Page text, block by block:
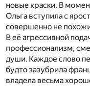
новые краски. В
Ольга вступила с
совершенно не
В её агрессивной
профессионализм,
души. Каждое слово
будто зазубрила
владела весьма